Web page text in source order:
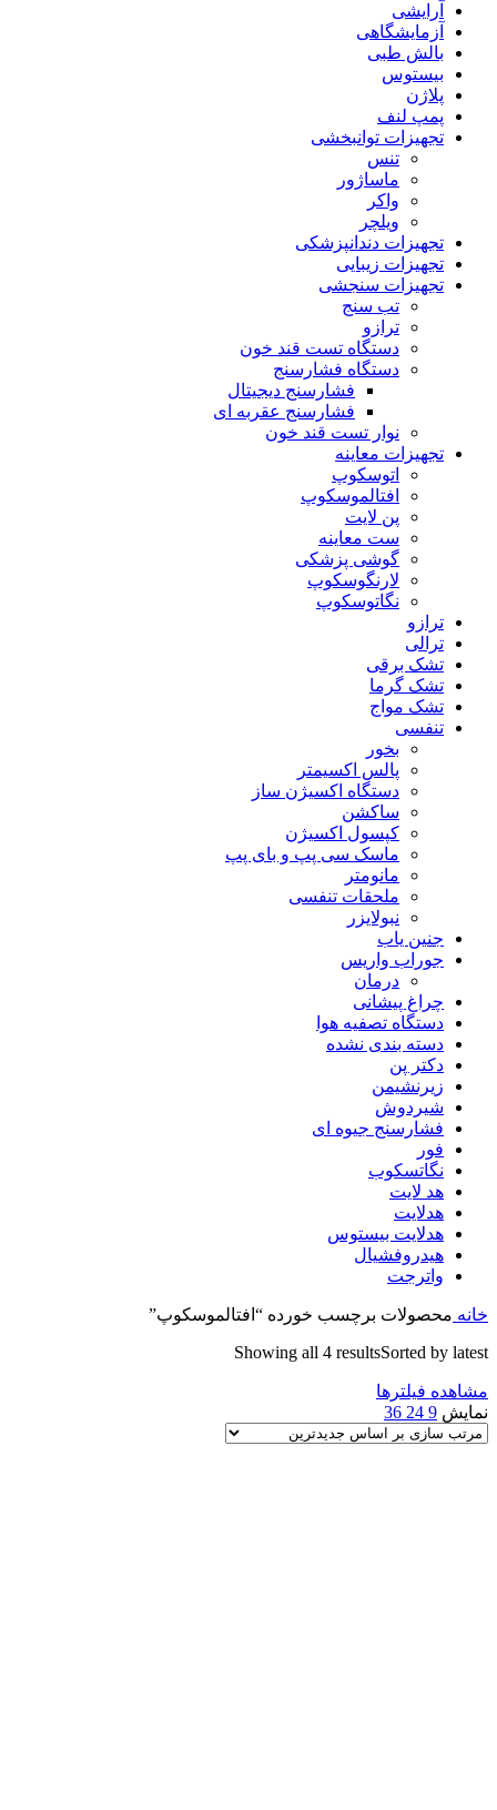
آرایشی
آزمایشگاهی
بالش طبی
بیستوس
پلاژن
پمپ لنف
تجهیزات توانبخشی
تنس
ماساژور
واکر
ویلچر
تجهیزات دندانپزشکی
تجهیزات زیبایی
تجهیزات سنجشی
تب سنج
ترازو
دستگاه تست قند خون
دستگاه فشارسنج
فشارسنج دیجیتال
فشارسنج عقربه ای
نوار تست قند خون
تجهیزات معاینه
اتوسکوپ
افتالموسکوپ
پن لایت
ست معاینه
گوشی پزشکی
لارنگوسکوپ
نگاتوسکوپ
ترازو
ترالی
تشک برقی
تشک گرما
تشک مواج
تنفسی
بخور
پالس اکسیمتر
دستگاه اکسیژن ساز
ساکشن
کپسول اکسیژن
ماسک سی پپ و بای پپ
مانومتر
ملحقات تنفسی
نبولایزر
جنین یاب
جوراب واریس
درمان
چراغ پیشانی
دستگاه تصفیه هوا
دسته بندی نشده
دکتر پن
زیرنشیمن
شیردوش
فشارسنج جیوه ای
فور
نگاتسکوب
هد لایت
هدلایت
هدلایت بیستوس
هیدروفشیال
واترجت
خانه محصولات برچسب خورده “افتالموسکوپ”
Showing all 4 resultsSorted by latest
مشاهده فیلترها
نمایش 9
24
36